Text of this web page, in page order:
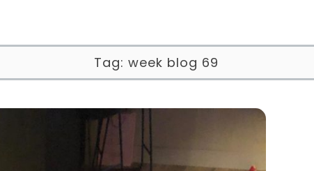
Tag: week blog 69